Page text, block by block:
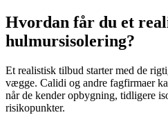
Hvordan får du et
hulmursisolering?
Et realistisk tilbud starter med de
vægge. Calidi og andre fagfirmaer
når de kender opbygning, tidligere
risikopunkter.